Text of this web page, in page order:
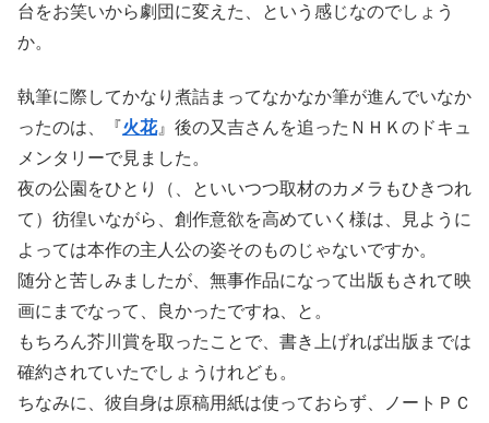
台をお笑いから劇団に変えた、という感じなのでしょう
か。
執筆に際してかなり煮詰まってなかなか筆が進んでいなか
ったのは、『火花』後の又吉さんを追ったＮＨＫのドキュ
メンタリーで見ました。
夜の公園をひとり（、といいつつ取材のカメラもひきつれ
て）彷徨いながら、創作意欲を高めていく様は、見ように
よっては本作の主人公の姿そのものじゃないですか。
随分と苦しみましたが、無事作品になって出版もされて映
画にまでなって、良かったですね、と。
もちろん芥川賞を取ったことで、書き上げれば出版までは
確約されていたでしょうけれども。
ちなみに、彼自身は原稿用紙は使っておらず、ノートＰＣ